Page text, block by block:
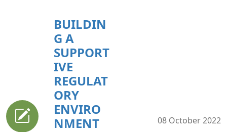
BUILDIN
G A
SUPPORT
IVE
REGULAT
ORY
ENVIRO
NMENT
08 October 2022